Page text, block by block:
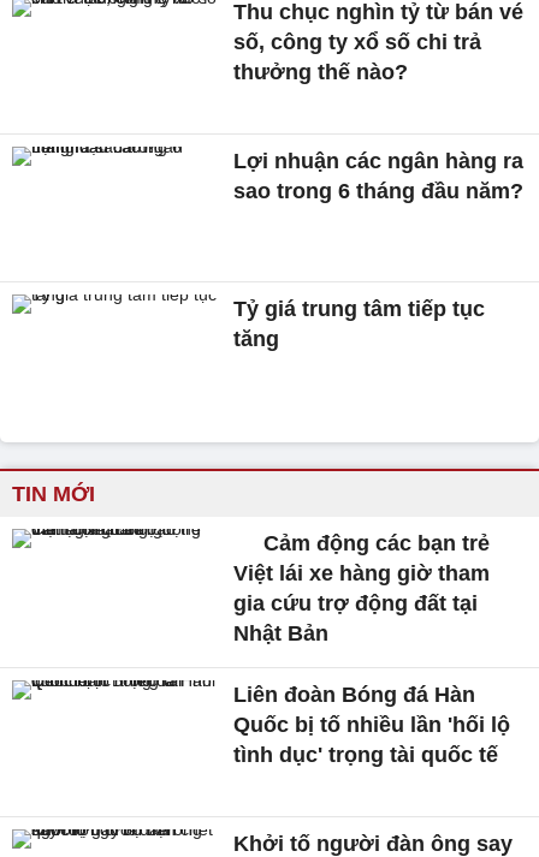
Thu chục nghìn tỷ từ bán vé
số, công ty xổ số chi trả
thưởng thế nào?
Lợi nhuận các ngân hàng ra
sao trong 6 tháng đầu năm?
Tỷ giá trung tâm tiếp tục
tăng
TIN MỚI
Cảm động các bạn trẻ
Việt lái xe hàng giờ tham
gia cứu trợ động đất tại
Nhật Bản
Liên đoàn Bóng đá Hàn
Quốc bị tố nhiều lần 'hối lộ
tình dục' trọng tài quốc tế
Khởi tố người đàn ông say